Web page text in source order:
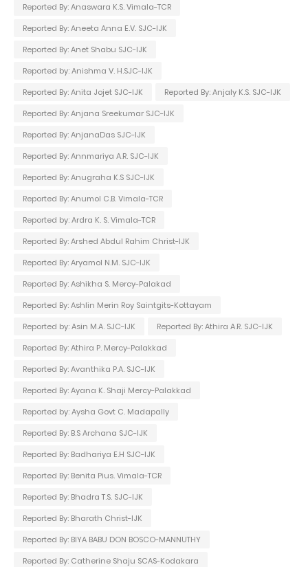
Reported By: Anaswara K.S. Vimala-TCR
Reported By: Aneeta Anna E.V. SJC-IJK
Reported By: Anet Shabu SJC-IJK
Reported by: Anishma V. H.SJC-IJK
Reported By: Anita Jojet SJC-IJK
Reported By: Anjaly K.S. SJC-IJK
Reported By: Anjana Sreekumar SJC-IJK
Reported By: AnjanaDas SJC-IJK
Reported By: Annmariya A.R. SJC-IJK
Reported By: Anugraha K.S SJC-IJK
Reported By: Anumol C.B. Vimala-TCR
Reported by: Ardra K. S. Vimala-TCR
Reported By: Arshed Abdul Rahim Christ-IJK
Reported By: Aryamol N.M. SJC-IJK
Reported By: Ashikha S. Mercy-Palakad
Reported By: Ashlin Merin Roy Saintgits-Kottayam
Reported by: Asin M.A. SJC-IJK
Reported By: Athira A.R. SJC-IJK
Reported By: Athira P. Mercy-Palakkad
Reported By: Avanthika P.A. SJC-IJK
Reported By: Ayana K. Shaji Mercy-Palakkad
Reported by: Aysha Govt C. Madapally
Reported By: B.S Archana SJC-IJK
Reported By: Badhariya E.H SJC-IJK
Reported By: Benita Pius. Vimala-TCR
Reported By: Bhadra T.S. SJC-IJK
Reported By: Bharath Christ-IJK
Reported By: BIYA BABU DON BOSCO-MANNUTHY
Reported By: Catherine Shaju SCAS-Kodakara